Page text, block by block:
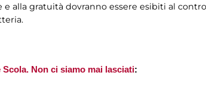
alla gratuità dovranno essere esibiti al
Scola. Non ci siamo mai lasciati: